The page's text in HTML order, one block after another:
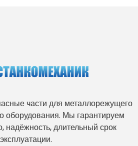
части для металлорежущего
оборудования. Мы гарантируем
надёжность, длительный срок
эксплуатации.